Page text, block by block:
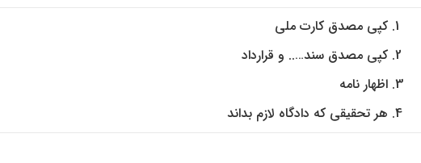
کپی مصدق کارت ملی
کپی مصدق سند….. و قرارداد
اظهار نامه
هر تحقیقی که دادگاه لازم بداند